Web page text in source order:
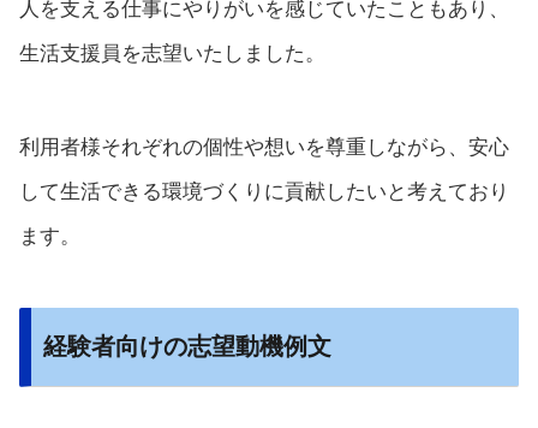
人を支える仕事にやりがいを感じていたこともあり、
生活支援員を志望いたしました。
利用者様それぞれの個性や想いを尊重しながら、安心
して生活できる環境づくりに貢献したいと考えており
ます。
経験者向けの志望動機例文